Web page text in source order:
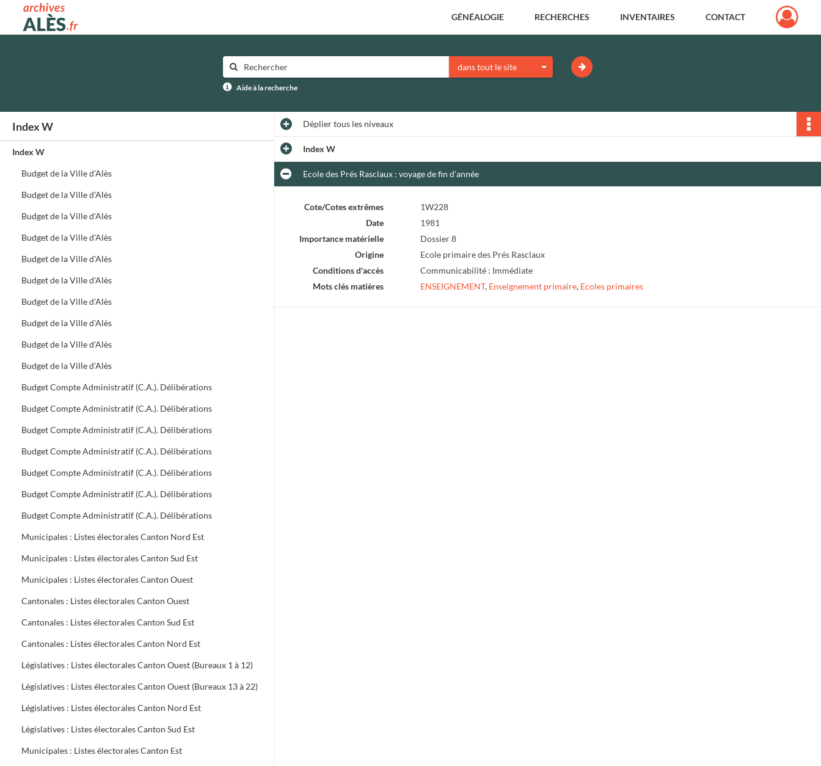
Archives municipales d'Alès GÉNÉALOGIE RECHERCHES INVENTAIRES CONTACT
dans tout le site
Aide à la recherche
Index W
Index W
Budget de la Ville d'Alès
Budget de la Ville d'Alès
Budget de la Ville d'Alès
Budget de la Ville d'Alès
Budget de la Ville d'Alès
Budget de la Ville d'Alès
Budget de la Ville d'Alès
Budget de la Ville d'Alès
Budget de la Ville d'Alès
Budget de la Ville d'Alès
Budget Compte Administratif (C.A.). Délibérations
Budget Compte Administratif (C.A.). Délibérations
Budget Compte Administratif (C.A.). Délibérations
Budget Compte Administratif (C.A.). Délibérations
Budget Compte Administratif (C.A.). Délibérations
Budget Compte Administratif (C.A.). Délibérations
Budget Compte Administratif (C.A.). Délibérations
Municipales : Listes électorales Canton Nord Est
Municipales : Listes électorales Canton Sud Est
Municipales : Listes électorales Canton Ouest
Cantonales : Listes électorales Canton Ouest
Cantonales : Listes électorales Canton Sud Est
Cantonales : Listes électorales Canton Nord Est
Législatives : Listes électorales Canton Ouest (Bureaux 1 à 12)
Législatives : Listes électorales Canton Ouest (Bureaux 13 à 22)
Législatives : Listes électorales Canton Nord Est
Législatives : Listes électorales Canton Sud Est
Municipales : Listes électorales Canton Est
Dépliertous les niveaux
Index W
Ecole des Prés Rasclaux : voyage de fin d'année
Cote/Cotes extrêmes
1W228
Date
1981
Importance matérielle
Dossier 8
Origine
Ecole primaire des Prés Rasclaux
Conditions d'accès
Communicabilité : Immédiate
Mots clés matières
ENSEIGNEMENT, Enseignement primaire, Ecoles primaires